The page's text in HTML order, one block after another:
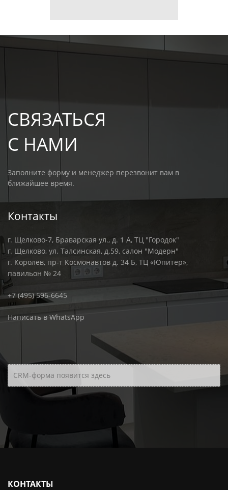
СВЯЗАТЬСЯ
С НАМИ
Заполните форму и менеджер перезвонит вам в
ближайшее время.
Контакты
г. Щелково-7, Браварская ул., д. 1 А, ТЦ "Городок"
г. Щелково, ул. Талсинская, д.59, салон "Модерн"
г. Королев, пр-т Космонавтов д. 34 Б, ТЦ «Юпитер»,
павильон № 24
+7 (495) 596-6645
Написать в WhatsApp
CRM-форма появится здесь
КОНТАКТЫ